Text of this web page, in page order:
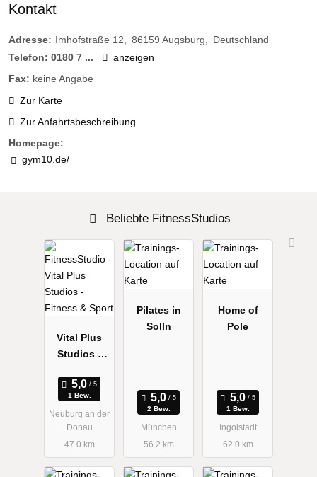
Kontakt
Adresse: Imhofstraße 12 86159 Augsburg
Deutschland
Telefon: 0180 7 ...
anzeigen
Fax: keine Angabe
Zur Karte
Zur Anfahrtsbeschreibung
Homepage:
gym10.de/
Beliebte FitnessStudios
Vital Plus
Studios -
Sport
1 Bew.
Neuburg an der
Donau
47.0 km
Pilates in
Solln
2 Bew.
München
56.2 km
Home of
Pole
1 Bew.
Ingolstadt
62.0 km